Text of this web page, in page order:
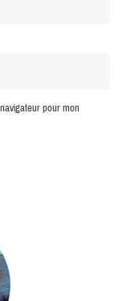
pour mon